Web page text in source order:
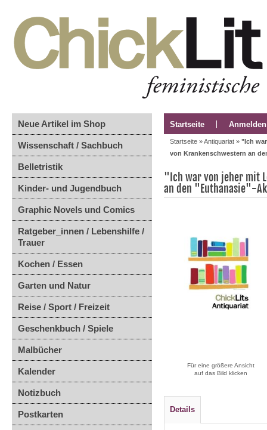
Neue Artikel im Shop
Wissenschaft / Sachbuch
Belletristik
Kinder- und Jugendbuch
Graphic Novels und Comics
Ratgeber_innen / Lebenshilfe /
Trauer
Kochen / Essen
Garten und Natur
Reise / Sport / Freizeit
Geschenkbuch / Spiele
Malbücher
Kalender
Notizbuch
Postkarten
Startseite Anmelden
Startseite »Antiquariat » "Ich
von Krankenschwestern an
"Ich war von jeher mit
an den "Euthanasie"-
Für eine größere Ansicht
auf das Bild klicken
Details